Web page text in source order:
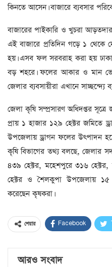
কিনতে আসেন। বাজারে ব্যবসার
বাজারের পাইকারি ও খুচরা
এই বাজারে প্রতিদিন গড়ে ১ থেকে
হয়। এসব ফল সরবরাহ করা হয় ঢাকা,
বড় শহরে। ফলের আকার ও মান
জেলার ব্যবসায়ীরা এখানে সাচ্ছন্দ্যে
জেলা কৃষি সম্প্রসারণ অধিদপ্তর
প্রায় ১ হাজার ১২৯ হেক্টর জমিতে
উপজেলায় ড্রাগন ফলের উৎপাদন
কৃষি বিভাগের তথ্য বলছে, জেলার
৪৩৯ হেক্টর, মহেশপুরে ৩১৬ হেক্টর,
হেক্টর ও শৈলকুপা উপজেলায় ১৫
করেছেন কৃষকরা।
শেয়ার Facebook
আরও সংবাদ